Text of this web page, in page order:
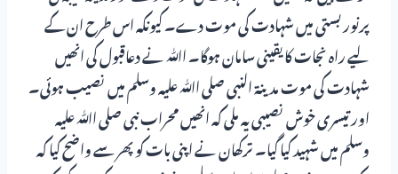
پرنور بستی میں شہادت کی موت دے۔ کیونکہ اس طرح ان کے
لیے راہ نجات کا یقینی سامان ہوگا۔ اﷲ نے دعاقبول کی انھیں
شہادت کی موت مدینۃ النبی صلی اﷲ علیہ وسلم میں نصیب ہوئی۔
اور تیسری خوش نصیبی یہ ملی کہ انھیں محراب نبی صلی اﷲ علیہ
وسلم میں شہید کیا گیا۔ ترکھان نے اپنی بات کو پھر سے واضح کیا کہ